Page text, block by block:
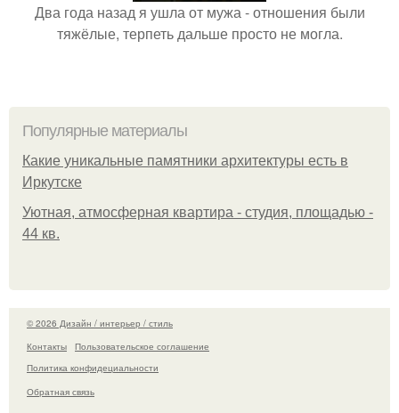
Два года назад я ушла от мужа - отношения были
тяжёлые, терпеть дальше просто не могла.
Популярные материалы
Какие уникальные памятники архитектуры есть в
Иркутске
Уютная, атмосферная квартира - студия, площадью -
44 кв.
© 2026 Дизайн / интерьер / стиль
Контакты
Пользовательское соглашение
Политика конфидециальности
Обратная связь